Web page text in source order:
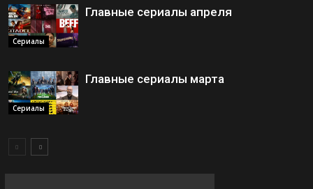
Сериалы
Главные сериалы апреля
Сериалы
Главные сериалы марта